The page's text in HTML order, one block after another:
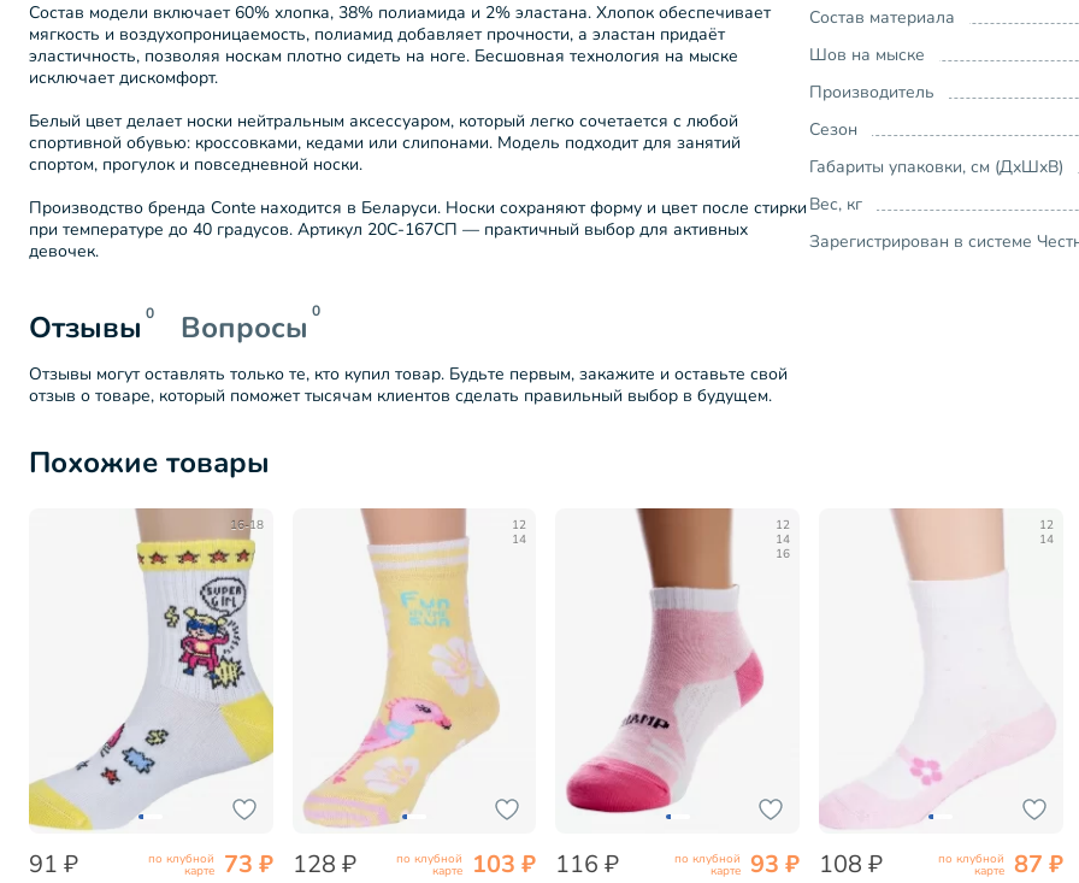
Состав модели включает 60% хлопка, 38% полиамида и 2% эластана. Хлопок обеспечивает
мягкость и воздухопроницаемость, полиамид добавляет прочности, а эластан придаёт
эластичность, позволяя носкам плотно сидеть на ноге. Бесшовная технология на мыске
исключает дискомфорт.
Белый цвет делает носки нейтральным аксессуаром, который легко сочетается с любой
спортивной обувью: кроссовками, кедами или слипонами. Модель подходит для занятий
спортом, прогулок и повседневной носки.
Производство бренда Conte находится в Беларуси. Носки сохраняют форму и цвет после стирки
при температуре до 40 градусов. Артикул 20С-167СП — практичный выбор для активных
девочек.
Состав материала
Шов на мыске
Производитель
Сезон
Габариты упаковки, см (ДхШхВ)
Вес, кг
Зарегистрирован в системе
Отзывы 0 Вопросы 0
Отзывы могут оставлять только те, кто купил товар. Будьте первым, закажите и оставьте свой
отзыв о товаре, который поможет тысячам клиентов сделать правильный выбор в будущем.
Похожие товары
16-18
91 ₽ по клубной
карте 73 ₽
12
14
128 ₽ по клубной
карте 103 ₽
12
14
16
116 ₽ по клубной
карте 93 ₽
12
14
108 ₽ по клубной
карте 87 ₽